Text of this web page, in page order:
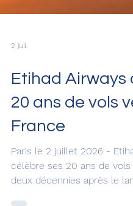
2 juil.
Etihad Airways
20 ans de vols
France
Paris le 2 juillet 2026 -
célèbre ses 20 ans de vols